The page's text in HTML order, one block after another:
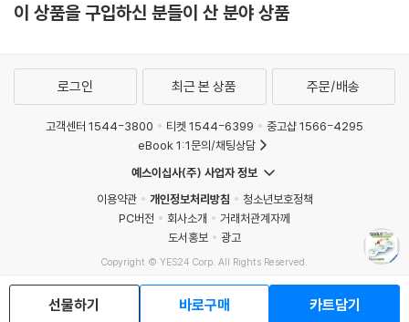
이 상품을 구입하신 분들이 산 분야 상품
선물하기 바로구매 카트담기
로그인 최근 본 상품 주문/배송
고객센터 1544-3800 티켓 1544-6399
중고샵 1566-4295
eBook 1:1문의/채팅상담
예스이십사(주) 사업자 정보
이용약관
개인정보처리방침
청소년보호정책
PC버전
회사소개
거래처관계자께
도서홍보
광고
Copyright © YES24 Corp. All Rights Reserved.